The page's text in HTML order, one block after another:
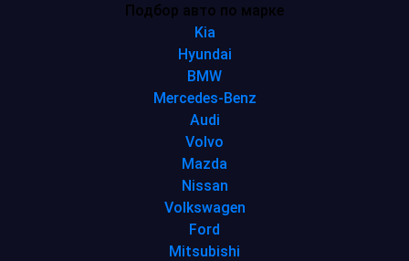
Подбор авто по марке
Kia
Hyundai
BMW
Mercedes-Benz
Audi
Volvo
Mazda
Nissan
Volkswagen
Ford
Mitsubishi